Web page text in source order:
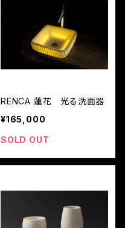
RENCA 蓮花 光る洗面器
¥165,000
SOLD OUT